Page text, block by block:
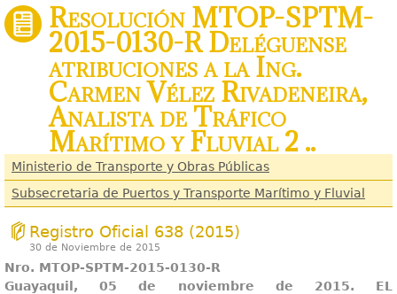
Resolución MTOP-SPTM-
2015-0130-R Deléguense
atribuciones a la Ing.
Carmen Vélez Rivadeneira,
Analista de Tráfico
Marítimo y Fluvial 2 ..
Ministerio de Transporte y Obras Públicas
Subsecretaria de Puertos y Transporte Marítimo y Fluvial
Registro Oficial 638 (2015)
30 de Noviembre de 2015
Nro. MTOP-SPTM-2015-0130-R
Guayaquil, 05 de noviembre de 2015. EL